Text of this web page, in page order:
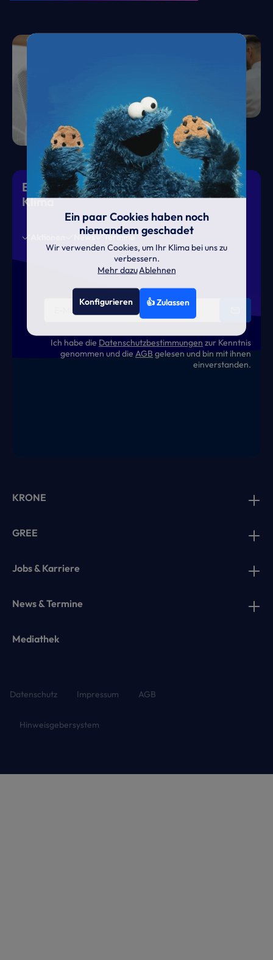
Eiskalte Deals & heiße News für gutes
Klima
News Termine
Ich habe die Datenschutzbestimmungen zur Kenntnis
genommen und die AGB gelesen und bin mit ihnen
einverstanden.
KRONE
GREE
Jobs & Karriere
News & Termine
Mediathek
Datenschutz Impressum AGB
Hinweisgebersystem
Ein paar Cookies haben noch
niemandem geschadet
Wir verwenden Cookies, um Ihr Klima bei uns zu
verbessern.
Mehr dazuAblehnen
Konfigurieren 👍 Zulassen